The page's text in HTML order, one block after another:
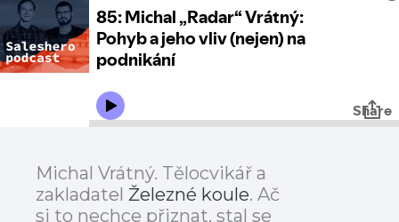
Michal Vrátný. Tělocvikář a
zakladatel Železné koule. Ač
si to nechce přiznat, stal se